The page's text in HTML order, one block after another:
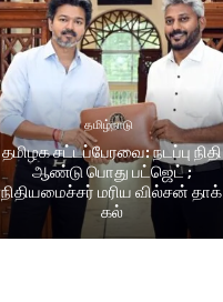
தமிழ்நாடு
தமிழக சட்டப்பேரவை: நடப்பு நிதி
ஆண்​டு பொது பட்ஜெட் ;
நிதியமைச்சர் மரிய வில்சன் தாக்​
கல்